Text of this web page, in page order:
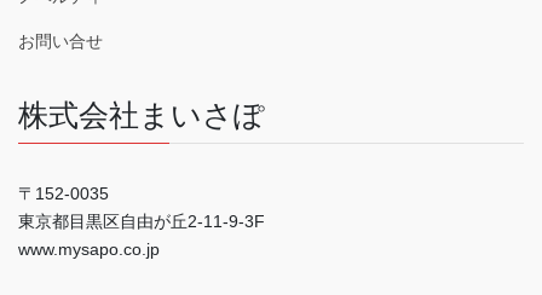
お問い合せ
株式会社まいさぽ
〒152-0035
東京都目黒区自由が丘2-11-9-3F
www.mysapo.co.jp